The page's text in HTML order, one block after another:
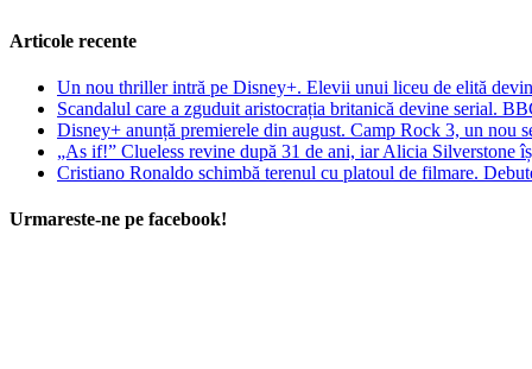
Articole recente
Un nou thriller intră pe Disney+. Elevii unui liceu de elită
Scandalul care a zguduit aristocrația britanică devine serial.
Disney+ anunță premierele din august. Camp Rock 3, un nou
„As if!” Clueless revine după 31 de ani, iar Alicia Silverstone
Cristiano Ronaldo schimbă terenul cu platoul de filmare.
Urmareste-ne pe facebook!